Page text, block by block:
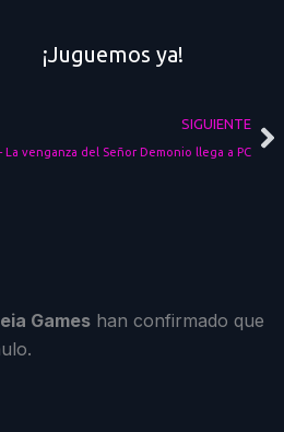
¡Juguemos ya!
SIGUIENTE
venganza del Señor Demonio llega a PC
Games han confirmado que